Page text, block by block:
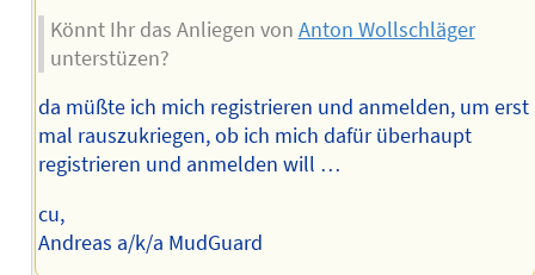
Könnt Ihr das Anliegen von Anton Wollschläger
unterstüzen?
da müßte ich mich registrieren und anmelden, um erst
mal rauszukriegen, ob ich mich dafür überhaupt
registrieren und anmelden will …
cu,
Andreas a/k/a MudGuard